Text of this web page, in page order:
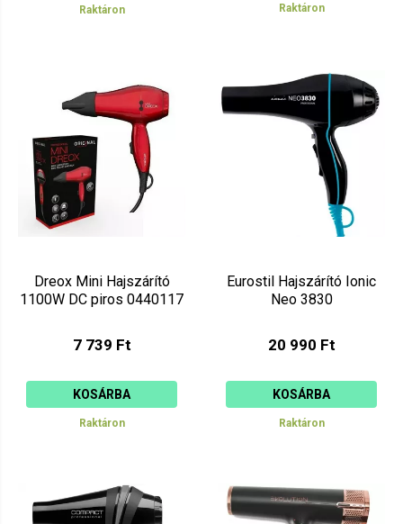
Raktáron Raktáron
Dreox Mini Hajszárító
1100W DC piros 0440117
7 739 Ft
KOSÁRBA
Raktáron
Eurostil Hajszárító Ionic
Neo 3830
20 990 Ft
KOSÁRBA
Raktáron